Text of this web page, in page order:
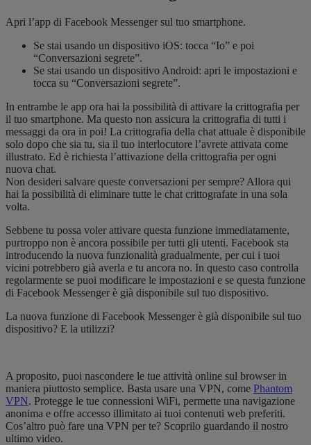
Apri l’app di Facebook Messenger sul tuo smartphone.
Se stai usando un dispositivo iOS: tocca “Io” e poi
“Conversazioni segrete”.
Se stai usando un dispositivo Android: apri le impostazioni e
tocca su “Conversazioni segrete”.
In entrambe le app ora hai la possibilità di attivare la crittografia per
il tuo smartphone. Ma questo non assicura la crittografia di tutti i
messaggi da ora in poi! La crittografia della chat attuale è disponibile
solo dopo che sia tu, sia il tuo interlocutore l’avrete attivata come
illustrato. Ed è richiesta l’attivazione della crittografia per ogni
nuova chat.
Non desideri salvare queste conversazioni per sempre? Allora qui
hai la possibilità di eliminare tutte le chat crittografate in una sola
volta.
Sebbene tu possa voler attivare questa funzione immediatamente,
purtroppo non è ancora possibile per tutti gli utenti. Facebook sta
introducendo la nuova funzionalità gradualmente, per cui i tuoi
vicini potrebbero già averla e tu ancora no. In questo caso controlla
regolarmente se puoi modificare le impostazioni e se questa funzione
di Facebook Messenger è già disponibile sul tuo dispositivo.
La nuova funzione di Facebook Messenger è già disponibile sul tuo
dispositivo? E la utilizzi?
A proposito, puoi nascondere le tue attività online sul browser in
maniera piuttosto semplice. Basta usare una VPN, come Phantom
VPN. Protegge le tue connessioni WiFi, permette una navigazione
anonima e offre accesso illimitato ai tuoi contenuti web preferiti.
Cos’altro può fare una VPN per te? Scoprilo guardando il nostro
ultimo video.